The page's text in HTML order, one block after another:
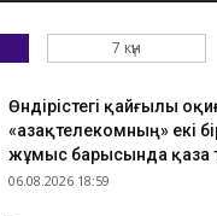
7 күн
Өндірістегі қайғылы
«Қазақтелекомның» екі
жұмыс барысында қаза
06.08.2026 18:59